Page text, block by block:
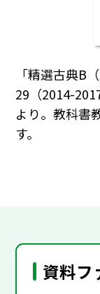
「精選古典B
29（2014-
より。教科書
す。
資料フ